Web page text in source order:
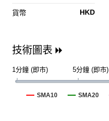
貨幣 HKD
技術圖表
1分鐘 (即市) 5分鐘 (即市)